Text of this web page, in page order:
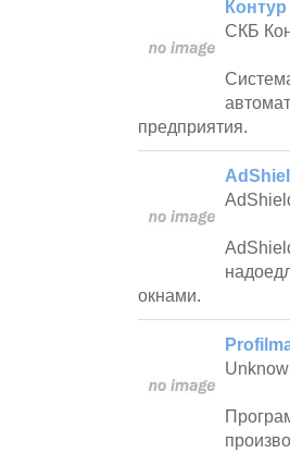
СКБ
предприятия.
окнами.